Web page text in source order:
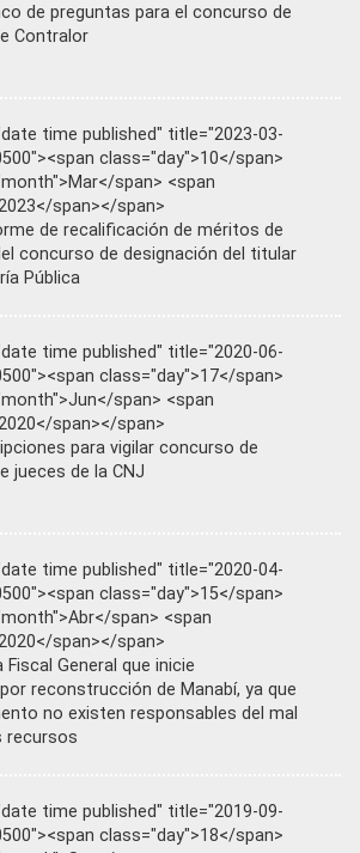
de preguntas para el concurso de
Contralor
time published" title="2023-03-
class="day">10</span>
span> <span
span></span>
de recalificación de méritos de
concurso de designación del titular
Pública
time published" title="2020-06-
class="day">17</span>
span> <span
span></span>
para vigilar concurso de
jueces de la CNJ
time published" title="2020-04-
class="day">15</span>
span> <span
span></span>
Fiscal General que inicie
reconstrucción de Manabí, ya que
no existen responsables del mal
recursos
time published" title="2019-09-
class="day">18</span>